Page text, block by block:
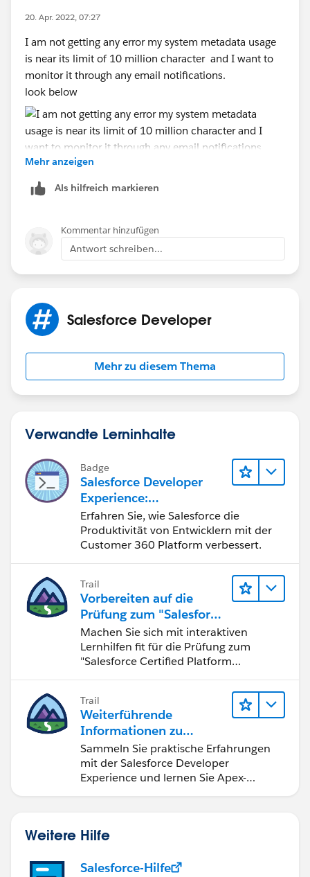
20. Apr. 2022, 07:27
I am not getting any error my system metadata usage
is near its limit of 10 million character and I want to
monitor it through any email notifications.
look below
Mehr anzeigen
Als hilfreich markieren
Kommentar hinzufügen
Antwort schreiben...
Salesforce Developer
Mehr zu diesem Thema
Verwandte Lerninhalte
Badge
Salesforce Developer
Experience:
Schnelleinstieg
Erfahren Sie, wie Salesforce die
Produktivität von Entwicklern mit der
Customer 360 Platform verbessert.
Trail
Vorbereiten auf die
Prüfung zum "Salesforce
Certified Platform
Developer"
Machen Sie sich mit interaktiven
Lernhilfen fit für die Prüfung zum
"Salesforce Certified Platform
Trail
Weiterführende
Informationen zu
Salesforce-
Entwicklungstools und -
konzepten
Sammeln Sie praktische Erfahrungen
mit der Salesforce Developer
Experience und lernen Sie Apex-
Weitere Hilfe
Salesforce-Hilfe